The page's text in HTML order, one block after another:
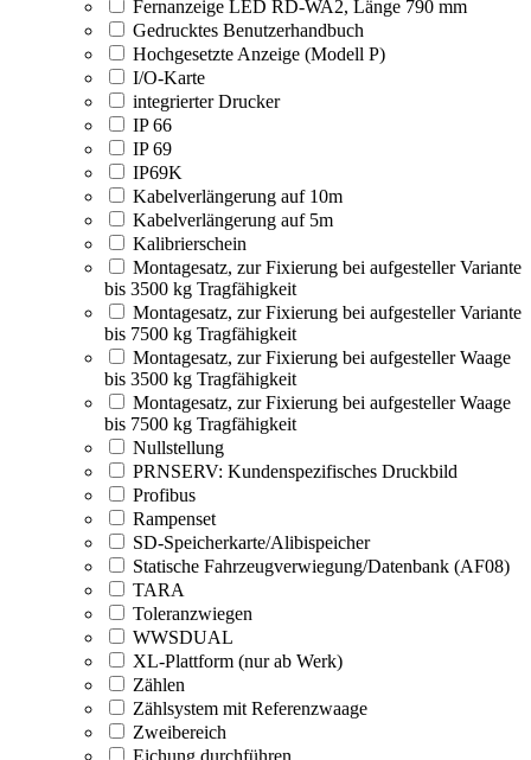
Fernanzeige LED RD-WA2, Länge 790 mm
Gedrucktes Benutzerhandbuch
Hochgesetzte Anzeige (Modell P)
I/O-Karte
integrierter Drucker
IP 66
IP 69
IP69K
Kabelverlängerung auf 10m
Kabelverlängerung auf 5m
Kalibrierschein
Montagesatz, zur Fixierung bei aufgesteller Variante
bis 3500 kg Tragfähigkeit
Montagesatz, zur Fixierung bei aufgesteller Variante
bis 7500 kg Tragfähigkeit
Montagesatz, zur Fixierung bei aufgesteller Waage
bis 3500 kg Tragfähigkeit
Montagesatz, zur Fixierung bei aufgesteller Waage
bis 7500 kg Tragfähigkeit
Nullstellung
PRNSERV: Kundenspezifisches Druckbild
Profibus
Rampenset
SD-Speicherkarte/Alibispeicher
Statische Fahrzeugverwiegung/Datenbank (AF08)
TARA
Toleranzwiegen
WWSDUAL
XL-Plattform (nur ab Werk)
Zählen
Zählsystem mit Referenzwaage
Zweibereich
Eichung durchführen